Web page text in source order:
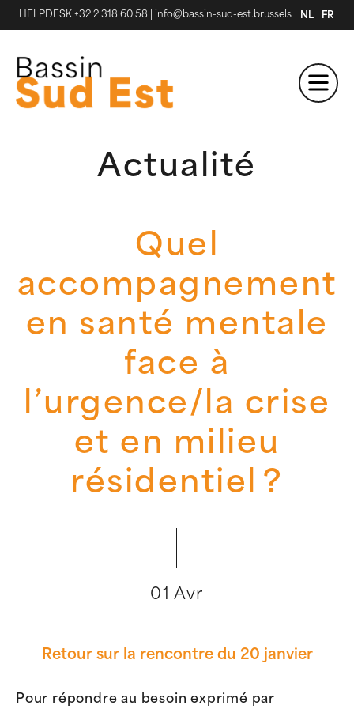
HELPDESK +32 2 318 60 58 info@bassin-sud-est.brussels NL FR
Actualité
Quel
accompagnement
en santé mentale
face à
l’urgence/la crise
et en milieu
résidentiel ?
01 Avr
Retour sur la rencontredu 20 janvier
Pour répondre au besoin exprimé par